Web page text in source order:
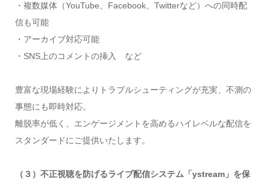
・複数媒体（YouTube、Facebook、Twitterなど）への同時配
信も可能
・アーカイブ対応可能
・SNS上のコメントの挿入 など
豊富な現場経験によりトラブルシューティングが充実、不測の
事態にも即時対応。
離脱率が低く、エンゲージメントを高めるハイレベルな配信を
スタンダードにご提供いたします。
（３）不正視聴を防げるライブ配信システム「ystream」を保